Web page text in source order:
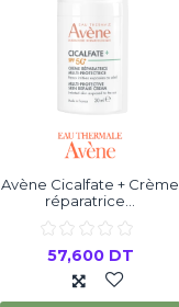
Avène Cicalfate + Crème
réparatrice...
57,600 DT